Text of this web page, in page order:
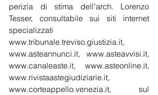
perizia di stima dell’arch. Lorenzo
Tesser, consultabile sui siti internet
specializzati
www.asteannunci.it, www.asteavvisi.it,
www.canaleaste.it, www.asteonline.it,
www.rivistaastegiudiziarie.it,
www.corteappello.venezia.it, sul